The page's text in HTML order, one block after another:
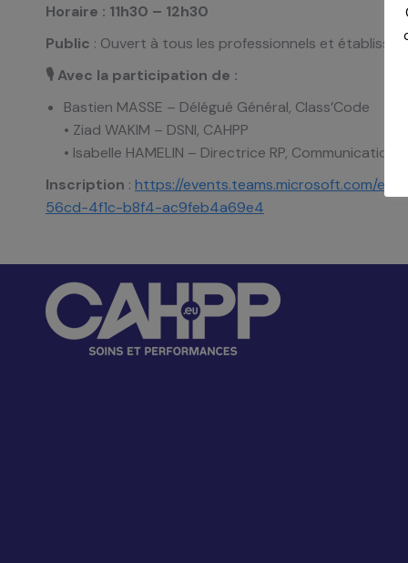
Horaire : 11h30 – 12h30
Public : Ouvert à tous les professionnels et
🎙 Avec la participation de :
Bastien MASSE – Délégué Général, Class’Code
• Ziad WAKIM – DSNI, CAHPP
• Isabelle HAMELIN – Directrice RP, Communication
Inscription : https://events.teams.microsoft.com/
56cd-4f1c-b8f4-ac9feb4a69e4